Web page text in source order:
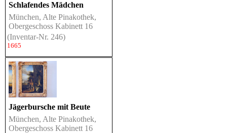
Schlafendes Mädchen
München, Alte Pinakothek,
Obergeschoss Kabinett 16
(Inventar-Nr. 246)
1665
Jägerbursche mit Beute
München, Alte Pinakothek,
Obergeschoss Kabinett 16